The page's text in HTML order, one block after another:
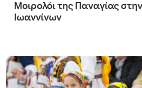
Μοιρολόι της Παναγίας
Ιωαννίνων